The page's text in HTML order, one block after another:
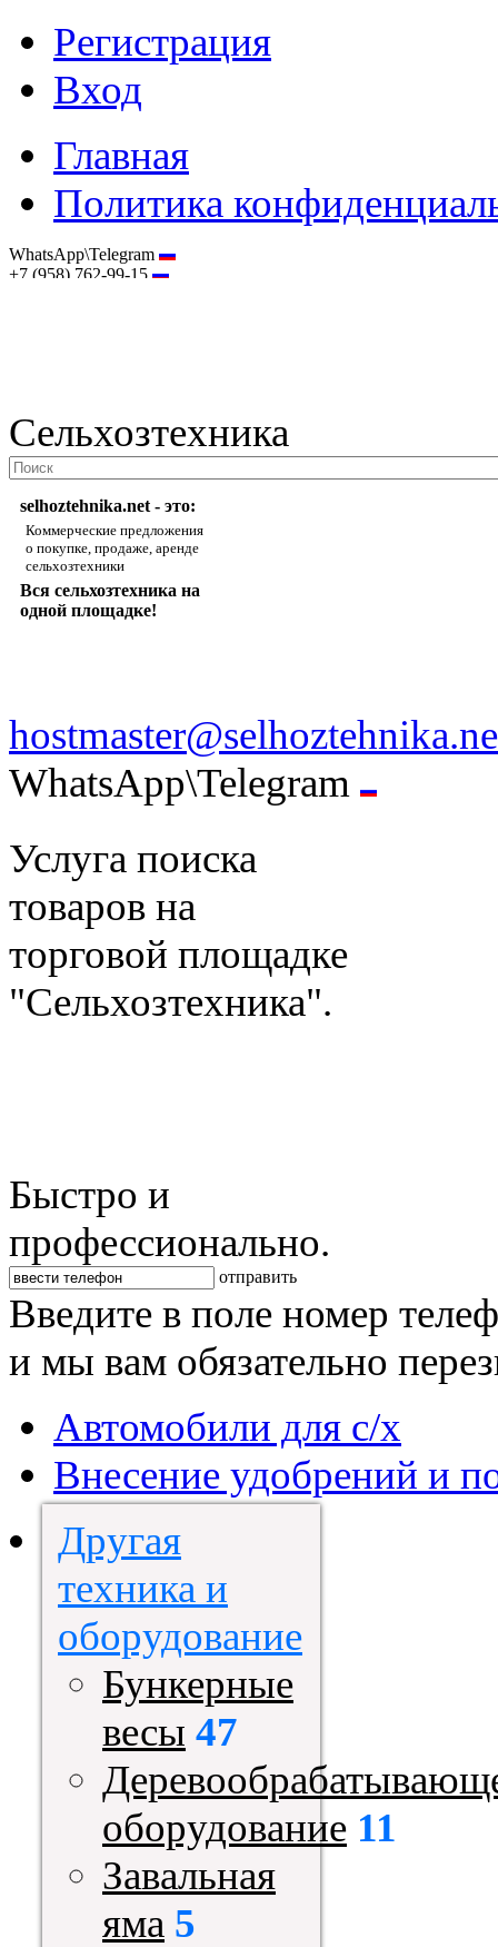
Регистрация
Вход
Главная
Политика
WhatsApp\Telegram
+7 (958) 762-99-15
Сельхозтехника
selhoztehnika.net - это:
Коммерческие предложения
о покупке, продаже, аренде
сельхозтехники
Вся сельхозтехника на
одной площадке!
WhatsApp\Telegram
Услуга поиска
товаров на
торговой площадке
"Сельхозтехника".
Быстро и
профессионально.
отправить
Введите в поле номер
и мы вам обязательно
Автомобили для с/х
Внесение удобрений и
Другая
техника и
оборудование
Бункерные
весы 47
оборудование 11
Завальная
яма 5